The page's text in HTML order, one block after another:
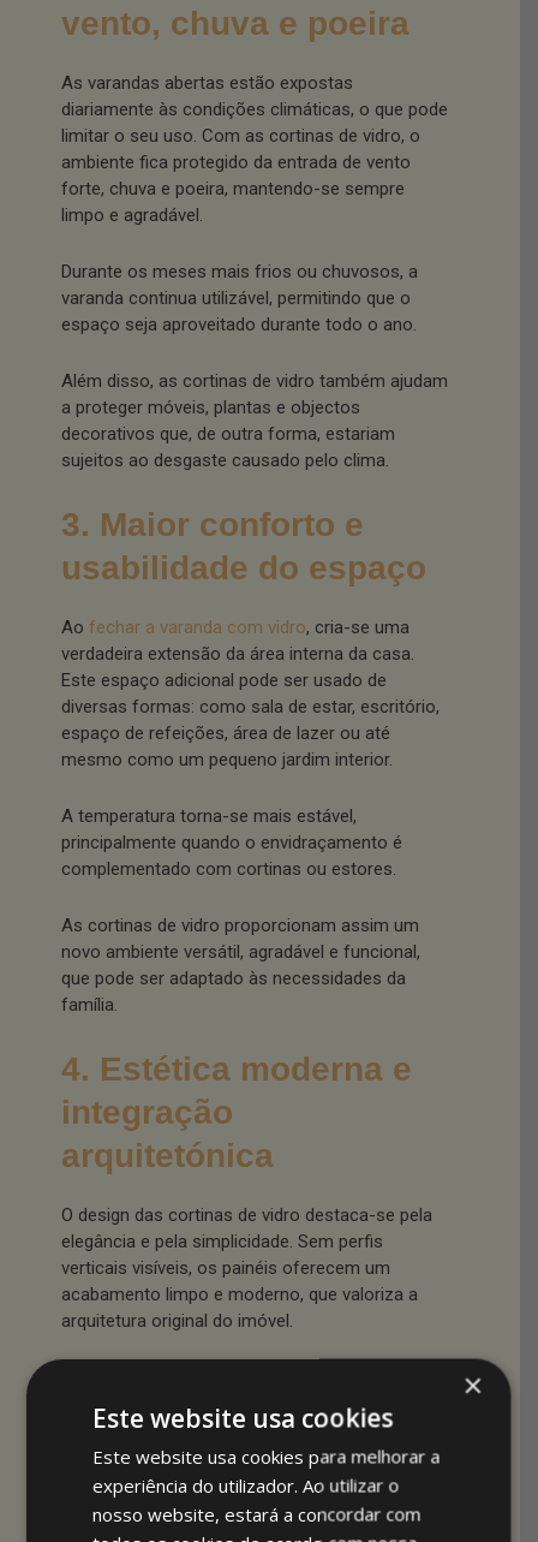
vento, chuva e poeira
As varandas abertas estão expostas
diariamente às condições climáticas, o que pode
limitar o seu uso. Com as cortinas de vidro, o
ambiente fica protegido da entrada de vento
forte, chuva e poeira, mantendo-se sempre
limpo e agradável.
Durante os meses mais frios ou chuvosos, a
varanda continua utilizável, permitindo que o
espaço seja aproveitado durante todo o ano.
Além disso, as cortinas de vidro também ajudam
a proteger móveis, plantas e objectos
decorativos que, de outra forma, estariam
sujeitos ao desgaste causado pelo clima.
3. Maior conforto e
usabilidade do espaço
Ao fechar a varanda com vidro, cria-se uma
verdadeira extensão da área interna da casa.
Este espaço adicional pode ser usado de
diversas formas: como sala de estar, escritório,
espaço de refeições, área de lazer ou até
mesmo como um pequeno jardim interior.
A temperatura torna-se mais estável,
principalmente quando o envidraçamento é
complementado com cortinas ou estores.
As cortinas de vidro proporcionam assim um
novo ambiente versátil, agradável e funcional,
que pode ser adaptado às necessidades da
família.
4. Estética moderna e
integração
arquitetónica
O design das cortinas de vidro destaca-se pela
elegância e pela simplicidade. Sem perfis
verticais visíveis, os painéis oferecem um
acabamento limpo e moderno, que valoriza a
arquitetura original do imóvel.
ligação visual com o exterior, sem criar barreiras
opacas ou pesadas.
Além disso, o sistema pode ser personalizado
em termos de espessura do vidro, tipo de
×
Este website usa cookies
Este website usa cookies para melhorar a
experiência do utilizador. Ao utilizar o
nosso website, estará a concordar com